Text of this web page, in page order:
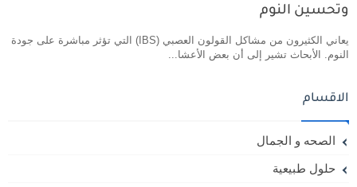
وتحسين النوم
يعاني الكثيرون من مشاكل القولون العصبي (IBS) التي تؤثر مباشرة على جودة
النوم. الأبحاث تشير إلى أن بعض الأعشا...
الاقسام
الصحه و الجمال
حلول طبيعية